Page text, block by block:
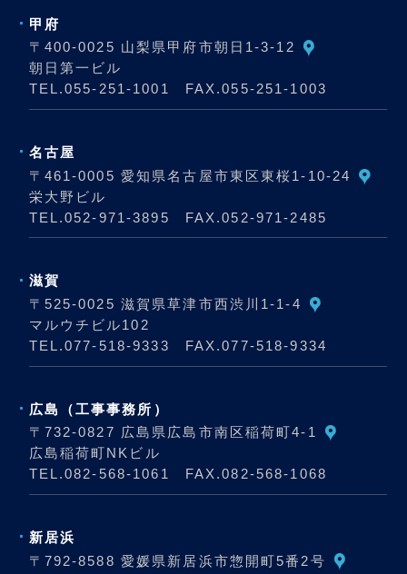
甲府
〒400-0025 山梨県甲府市朝日1-3-12
朝日第一ビル
TEL.055-251-1001 FAX.055-251-1003
名古屋
〒461-0005 愛知県名古屋市東区東桜1-10-24
栄大野ビル
TEL.052-971-3895 FAX.052-971-2485
滋賀
〒525-0025 滋賀県草津市西渋川1-1-4
マルウチビル102
TEL.077-518-9333 FAX.077-518-9334
広島
（工事事務所）
〒732-0827 広島県広島市南区稲荷町4-1
広島稲荷町NKビル
TEL.082-568-1061 FAX.082-568-1068
新居浜
〒792-8588 愛媛県新居浜市惣開町5番2号